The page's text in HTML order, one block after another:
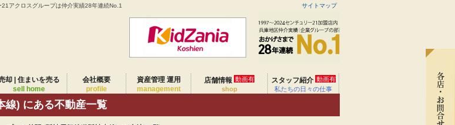
アクロスグループは仲介実績28年連続No.1 サイトマップ
却 | 住まいを売る
sell home
会社概要
profile
資産管理 運用
management
店舗情報 動画有
shop
スタッフ紹介 動画有
私たちの日々の仕事
線) にある不動産一覧